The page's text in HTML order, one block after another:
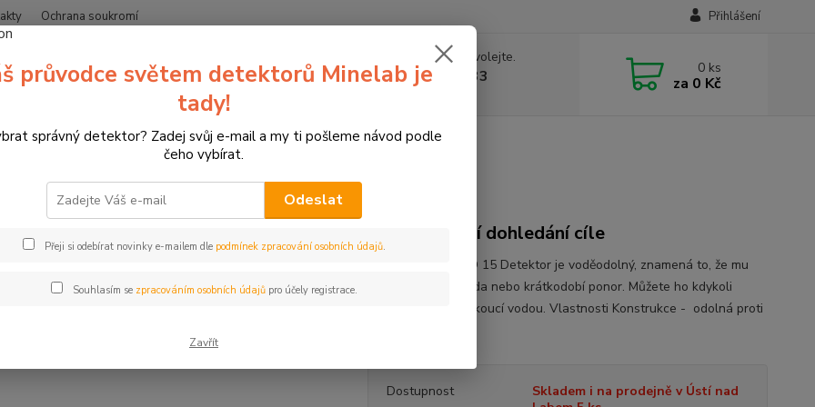
Ochrana soukromí Přihlášení
Hledat
Nevíte si rady? Zavolejte.
+420774877333 0 ks
za 0 Kč
kovů Minelab Dohledávací detektor Pro Find 15
detektor Pro Find 15
Pro snadnější dohledání cíle
Minelab PRO-FIND 15 Detektor je voděodolný, znamená to, že mu
nevadí stříkající voda nebo krátkodobí ponor. Můžete ho kdykoli
opláchnout pod tekoucí vodou. Vlastnosti Konstrukce - odolná proti
Dostupnost
Skladem i na prodejně v Ústí nad
průvodce světem detektorů Minelab je
tady!
správný detektor? Zadej svůj e-mail a my ti pošleme návod podle
čeho vybírat.
Odeslat
Přeji si odebírat novinky e-mailem dle podmínek zpracování osobních údajů.
Souhlasím se zpracováním osobních údajůpro účely registrace.
Zavřít